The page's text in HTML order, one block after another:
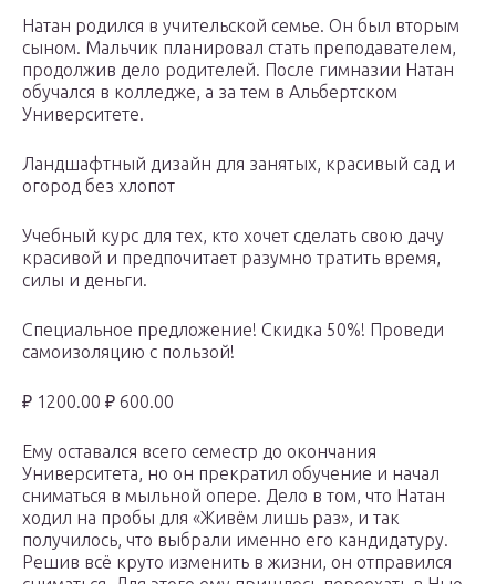
Натан родился в учительской семье. Он был вторым
сыном. Мальчик планировал стать преподавателем,
продолжив дело родителей. После гимназии Натан
обучался в колледже, а за тем в Альбертском
Университете.
Ландшафтный дизайн для занятых, красивый сад и
огород без хлопот
Учебный курс для тех, кто хочет сделать свою дачу
красивой и предпочитает разумно тратить время,
силы и деньги.
Специальное предложение! Скидка 50%! Проведи
самоизоляцию с пользой!
₽ 1200.00 ₽ 600.00
Ему оставался всего семестр до окончания
Университета, но он прекратил обучение и начал
сниматься в мыльной опере. Дело в том, что Натан
ходил на пробы для «Живём лишь раз», и так
получилось, что выбрали именно его кандидатуру.
Решив всё круто изменить в жизни, он отправился